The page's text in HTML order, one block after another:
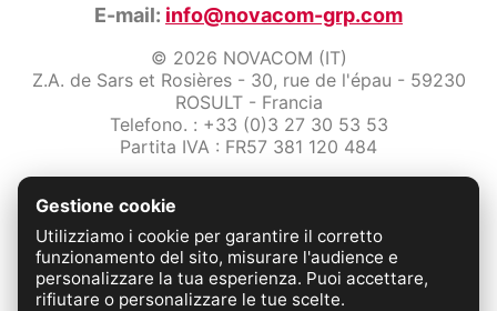
E-mail: info@novacom-grp.com
© 2026 NOVACOM (IT)
Z.A. de Sars et Rosières - 30, rue de l'épau - 59230
ROSULT - Francia
Telefono. : +33 (0)3 27 30 53 53
Partita IVA : FR57 381 120 484
Protezione dei dati
Condizioni Generali di Vendita
Contattaci
FABRICATION FRANÇAISE
Gestione cookie
Utilizziamo i cookie per garantire il corretto
funzionamento del sito, misurare l'audience e
personalizzare la tua esperienza. Puoi accettare,
rifiutare o personalizzare le tue scelte.